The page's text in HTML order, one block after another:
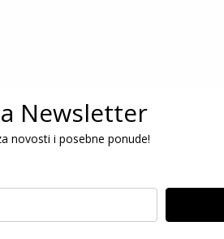
Newsletter
novosti i posebne ponude!